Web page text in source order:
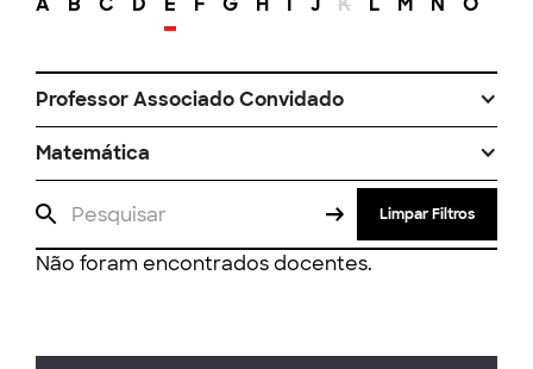
Professor Associado Convidado
Matemática
Limpar Filtros
Não foram encontrados docentes.